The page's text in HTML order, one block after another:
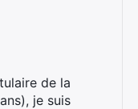
de la
je suis